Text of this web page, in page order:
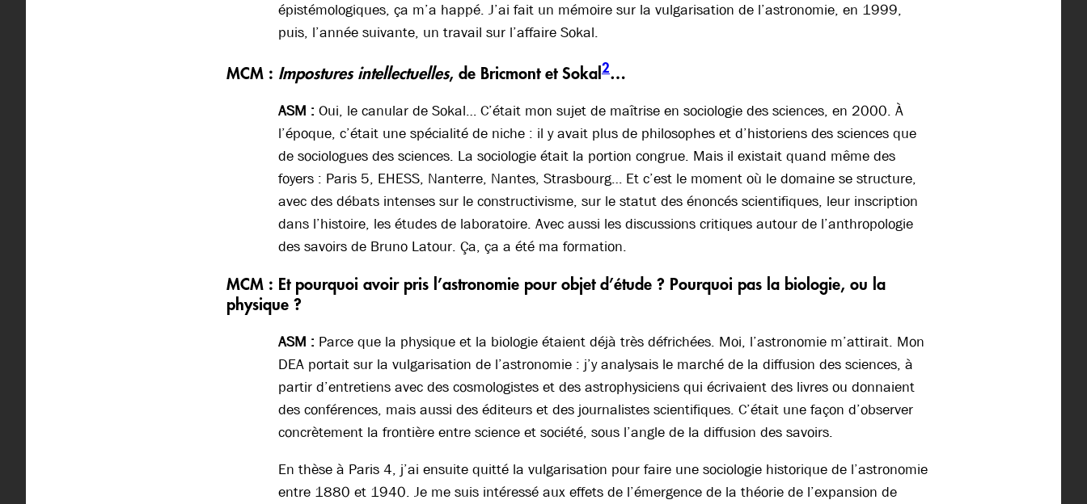
épistémologiques, ça m’a happé. J’ai fait un mémoire sur la vulgarisation de l’astronomie, en 1999,
puis, l’année suivante, un travail sur l’affaire Sokal.
MCM : Impostures intellectuelles, de Bricmont et Sokal 2…
ASM : Oui, le canular de Sokal… C’était mon sujet de maîtrise en sociologie des sciences, en 2000. À
l’époque, c’était une spécialité de niche : il y avait plus de philosophes et d’historiens des sciences que
de sociologues des sciences. La sociologie était la portion congrue. Mais il existait quand même des
foyers : Paris 5, EHESS, Nanterre, Nantes, Strasbourg… Et c’est le moment où le domaine se structure,
avec des débats intenses sur le constructivisme, sur le statut des énoncés scientifiques, leur inscription
dans l’histoire, les études de laboratoire. Avec aussi les discussions critiques autour de l’anthropologie
des savoirs de Bruno Latour. Ça, ça a été ma formation.
MCM : Et pourquoi avoir pris l’astronomie pour objet d’étude ? Pourquoi pas la biologie, ou la
physique ?
ASM : Parce que la physique et la biologie étaient déjà très défrichées. Moi, l’astronomie m’attirait. Mon
DEA portait sur la vulgarisation de l’astronomie : j’y analysais le marché de la diffusion des sciences, à
partir d’entretiens avec des cosmologistes et des astrophysiciens qui écrivaient des livres ou donnaient
des conférences, mais aussi des éditeurs et des journalistes scientifiques. C’était une façon d’observer
concrètement la frontière entre science et société, sous l’angle de la diffusion des savoirs.
En thèse à Paris 4, j’ai ensuite quitté la vulgarisation pour faire une sociologie historique de l’astronomie
entre 1880 et 1940. Je me suis intéressé aux effets de l’émergence de la théorie de l’expansion de